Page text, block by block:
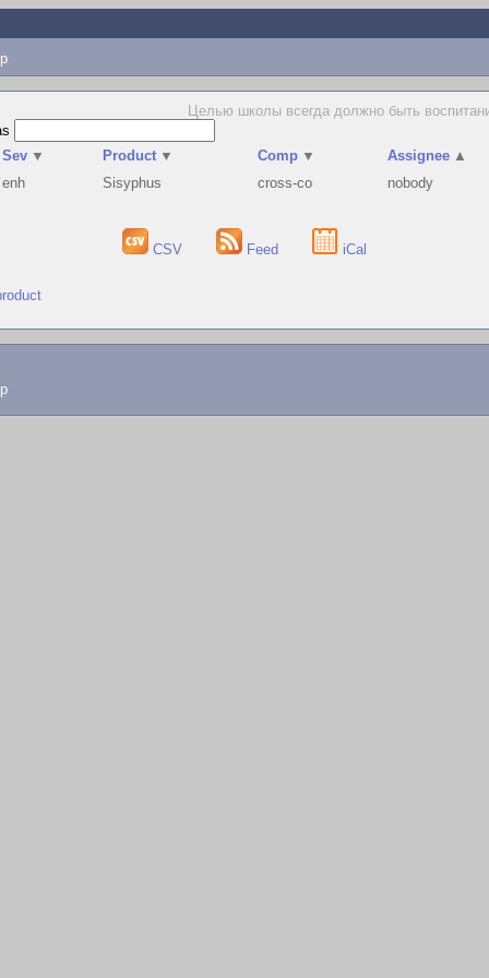
Целью школы всегда должно быть
Sev ▼ Product ▼ Comp ▼ Assignee ▲
enh
Sisyphus cross-co nobody
CSV Feed iCal